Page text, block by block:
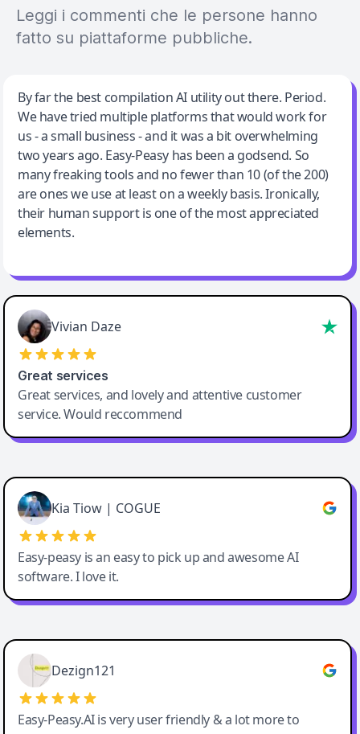
Leggi i commenti che le persone hanno
fatto su piattaforme pubbliche.
Jeff Wilson
By far the best compilation AI utility
By far the best compilation AI utility out there. Period.
We have tried multiple platforms that would work for
us - a small business - and it was a bit overwhelming
two years ago. Easy-Peasy has been a godsend. So
many freaking tools and no fewer than 10 (of the 200)
are ones we use at least on a weekly basis. Ironically,
their human support is one of the most appreciated
elements.
Vivian Daze
Great services
Great services, and lovely and attentive customer
service. Would reccommend
Cody Crabb
Great service, Best AI tool
Kia Tiow | COGUE
Easy-peasy is an easy to pick up and awesome AI
software. I love it.
Easy-Peasy AI
Dezign121
Easy-Peasy.AI is very user friendly & a lot more to